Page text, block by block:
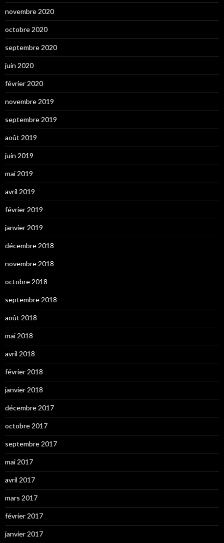
novembre 2020
octobre 2020
septembre 2020
juin 2020
février 2020
novembre 2019
septembre 2019
août 2019
juin 2019
mai 2019
avril 2019
février 2019
janvier 2019
décembre 2018
novembre 2018
octobre 2018
septembre 2018
août 2018
mai 2018
avril 2018
février 2018
janvier 2018
décembre 2017
octobre 2017
septembre 2017
mai 2017
avril 2017
mars 2017
février 2017
janvier 2017